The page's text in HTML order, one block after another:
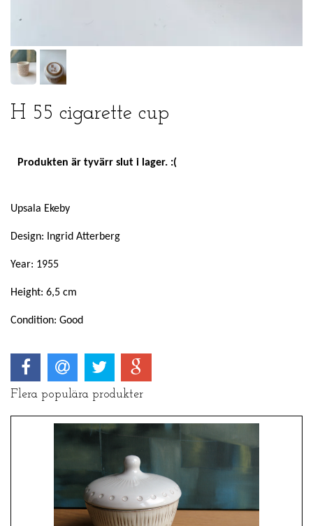
H 55 cigarette cup
Produkten är tyvärr slut i lager. :(
Upsala Ekeby
Design: Ingrid Atterberg
Year: 1955
Height: 6,5 cm
Condition: Good
Flera populära produkter